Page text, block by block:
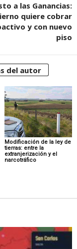
a las Ganancias:
quiere cobrar
y con nuevo
piso
del autor
Modificación de la ley de
tierras: entre la
extranjerización y el
narcotráfico